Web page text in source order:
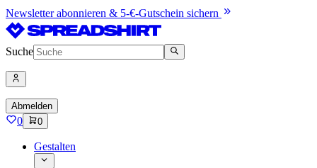
Newsletter abonnieren & 5-€-Gutschein sichern
Suche
Abmelden
0 0
Gestalten